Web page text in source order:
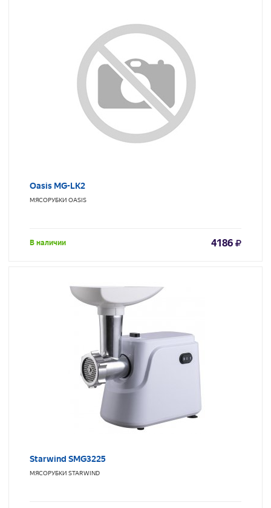
Oasis MG-LK2
МЯСОРУБКИ OASIS
В наличии 4186
Starwind SMG3225
МЯСОРУБКИ STARWIND